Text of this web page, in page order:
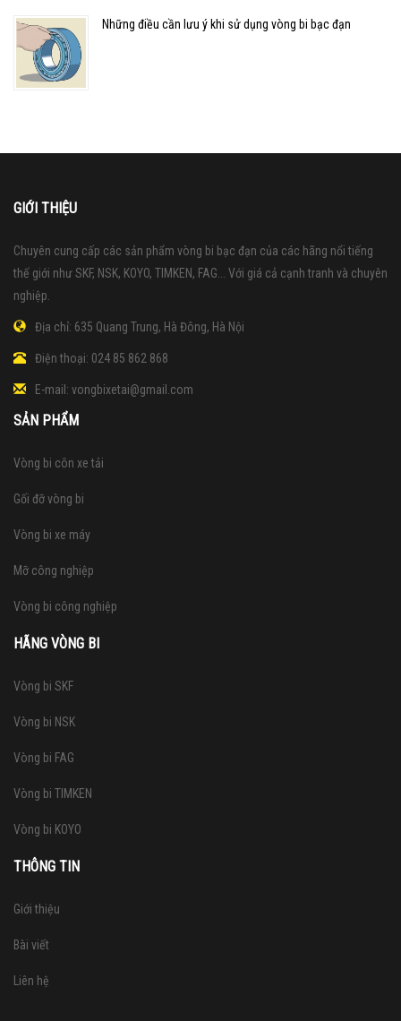
Những điều cần lưu ý khi sử dụng vòng bi bạc đạn
GIỚI THIỆU
Chuyên cung cấp các sản phẩm vòng bi bạc đạn của các hãng nổi tiếng
thế giới như SKF, NSK, KOYO, TIMKEN, FAG... Với giá cả cạnh tranh và chuyên
nghiệp.
Địa chỉ: 635 Quang Trung, Hà Đông, Hà Nội
Điện thoại: 024 85 862 868
E-mail: vongbixetai@gmail.com
SẢN PHẨM
Vòng bi côn xe tải
Gối đỡ vòng bi
Vòng bi xe máy
Mỡ công nghiệp
Vòng bi công nghiệp
HÃNG VÒNG BI
Vòng bi SKF
Vòng bi NSK
Vòng bi FAG
Vòng bi TIMKEN
Vòng bi KOYO
THÔNG TIN
Giới thiệu
Bài viết
Liên hệ